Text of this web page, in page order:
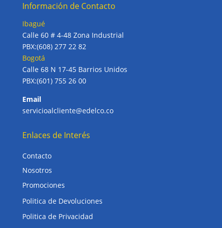
Información de Contacto
Ibagué
Calle 60 # 4-48 Zona Industrial
PBX:(608) 277 22 82
Bogotá
Calle 68 N 17-45 Barrios Unidos
PBX:(601) 755 26 00
Email
servicioalcliente@edelco.co
Enlaces de Interés
Contacto
Nosotros
Promociones
Politica de Devoluciones
Politica de Privacidad